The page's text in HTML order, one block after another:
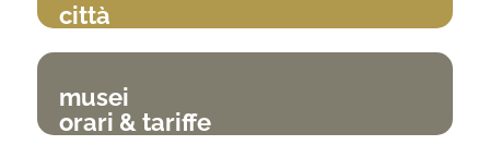
città
musei
orari & tariffe